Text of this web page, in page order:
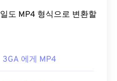
요. Windows에서는 다음
로그램을 파일에 연결하
Windows Media Player
와 같은 인터넷 스
디오 형식입니다. 많은
변환할
3GA 에게 MP4